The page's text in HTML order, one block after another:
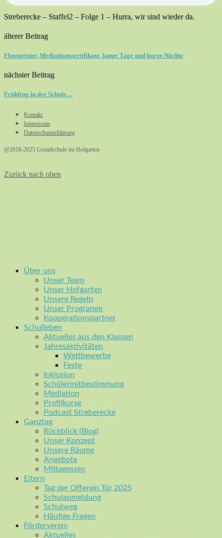
Streberecke – Staffel2 – Folge 1 – Hurra, wir sind wieder da.
älterer Beitrag
Flussgeister, Mediationszertifikate, lange Tage und kurze Nächte
nächster Beitrag
Frühling in der Schule…
Kontakt
Impressum
Datenschutzerklärung
@2018-2025 Grundschule im Hofgarten
Zurück nach oben
Über uns
Unser Team
Unser Hofgarten
Unsere Regeln
Unser Programm
Kooperationspartner
Schulleben
Aktuelles aus den Klassen
Jahresaktivitäten
Wettbewerbe
Feste
Inklusion
Schülermitbestimmung
Mediation
Profilkurse
Podcast Streberecke
Ganztag
Rückblick (Blog)
Unser Konzept
Unsere Räume
Angebote
Mittagessen
Eltern
Tag der Offenen Tür 2025
Schulanmeldung
Schulweg
Häufige Fragen
Förderverein
Aktuelles